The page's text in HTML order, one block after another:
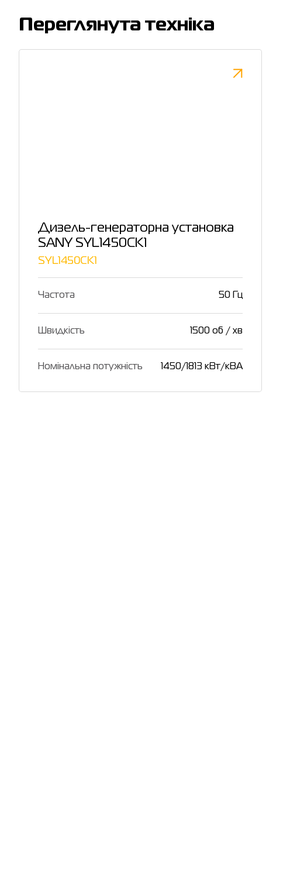
Переглянута техніка
Дизель-генераторна установка
SANY SYL1450CK1
SYL1450CK1
Частота 50 Гц
Швидкість 1500 об / хв
Номінальна потужність 1450/1813 кВт/кВА